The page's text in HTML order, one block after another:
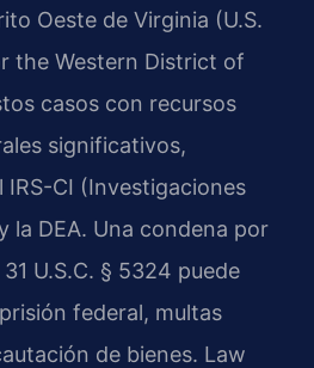
Oeste de Virginia (U.S.
the Western District of
casos con recursos
significativos,
IRS-CI (Investigaciones
la DEA. Una condena por
U.S.C. § 5324 puede
federal, multas
de bienes. Law